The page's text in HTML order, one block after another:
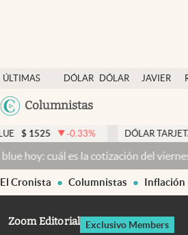
ÚLTIMAS
NOTICIAS
DÓLAR
DÓLAR
JAVIER
Columnistas
Dólar
Members
Economía y Política
Finanzas y Mercados
Mercados Online
-0.33% DÓLAR TARJETA $ 1976
es la cotización del viernes 7 de
El Cronista Columnistas Inflación
Zoom Editorial Exclusivo Members